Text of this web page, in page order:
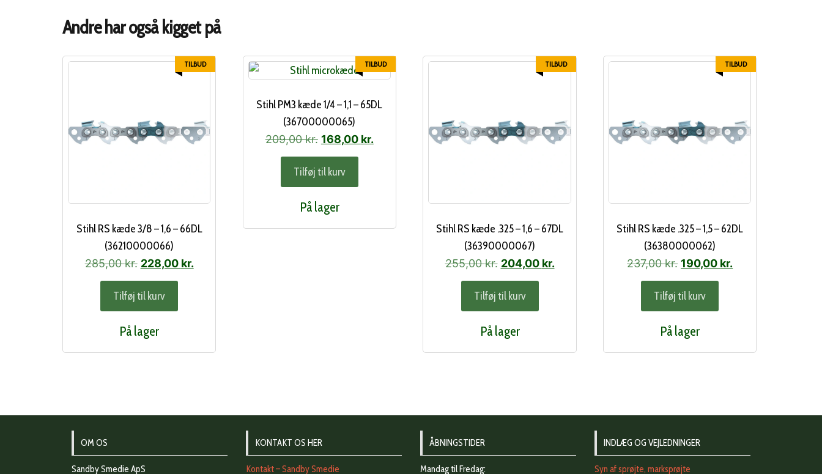
Andre har også kigget på
TILBUD
Stihl RS kæde 3/8 – 1,6 – 66DL
(36210000066)
285,00kr. Den
oprindelige
pris
var:
285,00 kr..
228,00 kr.Den
Tilføj til kurv
På lager
TILBUD
Stihl PM3 kæde 1/4 – 1,1 – 65DL
(36700000065)
209,00kr. Den
oprindelige
pris
var:
209,00 kr..
168,00 kr.Den
Tilføj til kurv
På lager
TILBUD
Stihl RS kæde .325 – 1,6 – 67DL
(36390000067)
255,00kr. Den
oprindelige
pris
var:
255,00 kr..
204,00 kr.Den
Tilføj til kurv
På lager
TILBUD
Stihl RS kæde .325 – 1,5 – 62DL
(36380000062)
237,00kr. Den
oprindelige
pris
var:
237,00 kr..
190,00 kr.
Tilføj til kurv
På lager
OM OS
Sandby Smedie ApS
KONTAKT OS HER
Kontakt – Sandby Smedie
ÅBNINGSTIDER
Mandag til Fredag:
INDLÆG OG VEJLEDNINGER
Syn af sprøjte, marksprøjte